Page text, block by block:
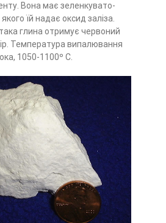
Вона має зеленкувато-
їй надає оксид заліза.
глина отримує червоний
Температура випалювання
1050-1100º С.